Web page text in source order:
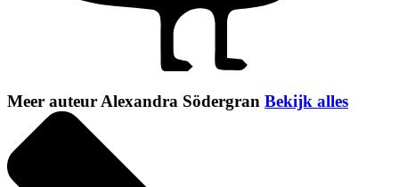
Meer auteur Alexandra Södergran Bekijk alles